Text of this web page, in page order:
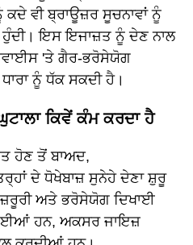
ਵੀ ਬ੍ਰਾਊਜ਼ਰ ਸੂਚਨਾਵਾਂ ਨੂੰ
ਹੁੰਦੀ। ਇਸ ਇਜਾਜ਼ਤ ਨੂੰ ਦੇਣ ਨਾਲ
'ਤੇ ਗੈਰ-ਭਰੋਸੇਯੋਗ
ਨੂੰ ਧੱਕ ਸਕਦੀ ਹੈ।
ਕਿਵੇਂ ਕੰਮ ਕਰਦਾ ਹੈ
ਹੋਣ ਤੋਂ ਬਾਅਦ,
ਦੇ ਧੋਖੇਬਾਜ਼ ਸੁਨੇਹੇ ਦੇਣਾ ਸ਼ੁਰੂ
ਅਤੇ ਭਰੋਸੇਯੋਗ ਦਿਖਾਈ
ਹਨ, ਅਕਸਰ ਜਾਇਜ਼